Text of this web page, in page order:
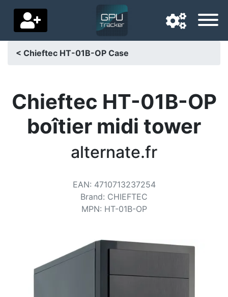
Pays de livraison
Accueil
Soutenez-nous
< Chieftec HT-01B-OP Case
Chieftec HT-01B-OP
boîtier midi tower
alternate.fr
EAN: 4710713237254
Brand: CHIEFTEC
MPN: HT-01B-OP